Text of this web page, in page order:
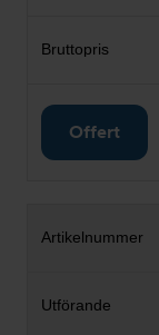
Offert